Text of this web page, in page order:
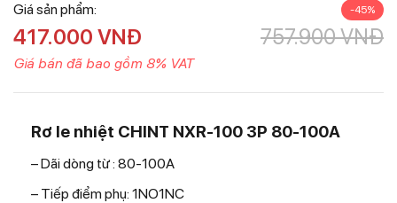
Giá sản phẩm: -45%
757.900VNĐ
417.000 VNĐ
Giá bán đã bao gồm 8% VAT
Rơ le nhiệt CHINT NXR-100 3P 80-100A
– Dãi dòng từ : 80-100A
– Tiếp điểm phụ: 1NO1NC